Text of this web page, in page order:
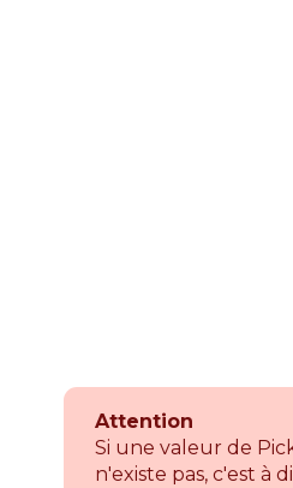
Attention
Si une valeur de
n'existe pas, c'est à